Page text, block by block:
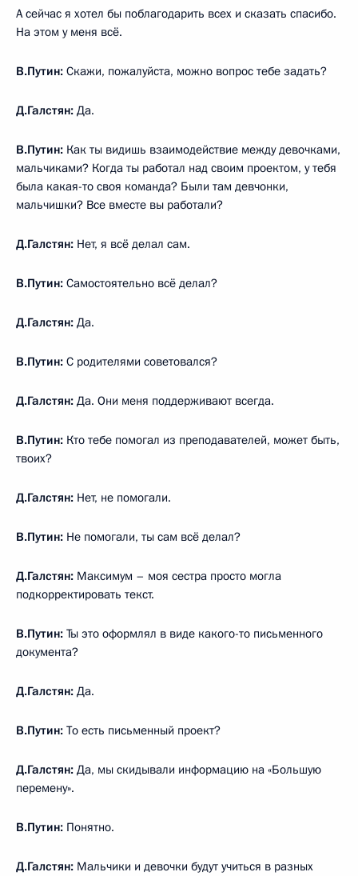
А сейчас я хотел бы поблагодарить всех и сказать спасибо.
На этом у меня всё.
В.Путин: Скажи, пожалуйста, можно вопрос тебе задать?
Д.Галстян: Да.
В.Путин: Как ты видишь взаимодействие между девочками,
мальчиками? Когда ты работал над своим проектом, у тебя
была какая-то своя команда? Были там девчонки,
мальчишки? Все вместе вы работали?
Д.Галстян: Нет, я всё делал сам.
В.Путин: Самостоятельно всё делал?
Д.Галстян: Да.
В.Путин: С родителями советовался?
Д.Галстян: Да. Они меня поддерживают всегда.
В.Путин: Кто тебе помогал из преподавателей, может быть,
твоих?
Д.Галстян: Нет, не помогали.
В.Путин: Не помогали, ты сам всё делал?
Д.Галстян: Максимум – моя сестра просто могла
подкорректировать текст.
В.Путин: Ты это оформлял в виде какого-то письменного
документа?
Д.Галстян: Да.
В.Путин: То есть письменный проект?
Д.Галстян: Да, мы скидывали информацию на «Большую
перемену».
В.Путин: Понятно.
Д.Галстян: Мальчики и девочки будут учиться в разных